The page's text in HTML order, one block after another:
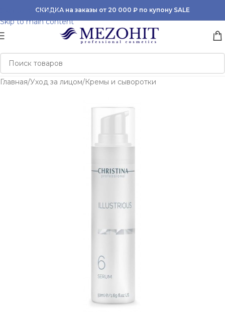
Skip to navigation
Skip to main content
СКИДКА на заказы от 20 000 ₽ по купону SALE
Главная/Уход за лицом/Кремы и сыворотки